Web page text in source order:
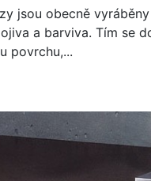
jsou obecně
a barviva. Tím se
povrchu,...